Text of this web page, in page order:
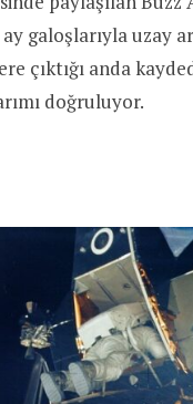
galoşlarıyla uzay
çıktığı anda
doğruluyor.